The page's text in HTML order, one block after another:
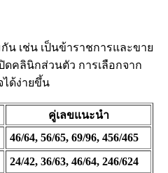
เช่น เป็นข้าราชการและขาย
คลินิกส่วนตัว การเลือกจาก
ได้ง่ายขึ้น
คู่เลขแนะนำ
46/64, 56/65, 69/96, 456/465
24/42, 36/63, 46/64, 246/624